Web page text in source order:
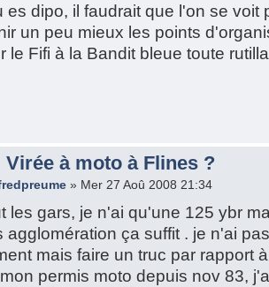
es dipo, il faudrait que l'on se voit
un peu mieux les points
le Fifi à la Bandit bleue toute
Virée à moto à Flines ?
» Mer 27 Aoû 2008 21:34
les gars, je n'ai qu'une 125 ybr
agglomération ça suffit . je n'ai
mais faire un truc par rapport
permis moto depuis nov 83,